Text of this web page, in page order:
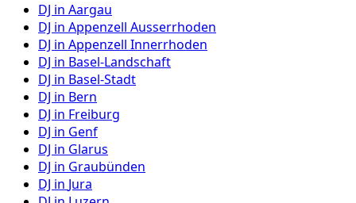
DJ in Aargau
DJ in Appenzell Ausserrhoden
DJ in Appenzell Innerrhoden
DJ in Basel-Landschaft
DJ in Basel-Stadt
DJ in Bern
DJ in Freiburg
DJ in Genf
DJ in Glarus
DJ in Graubünden
DJ in Jura